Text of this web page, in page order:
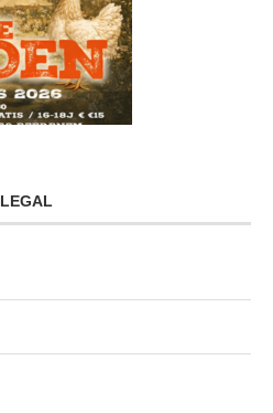
LEGAL